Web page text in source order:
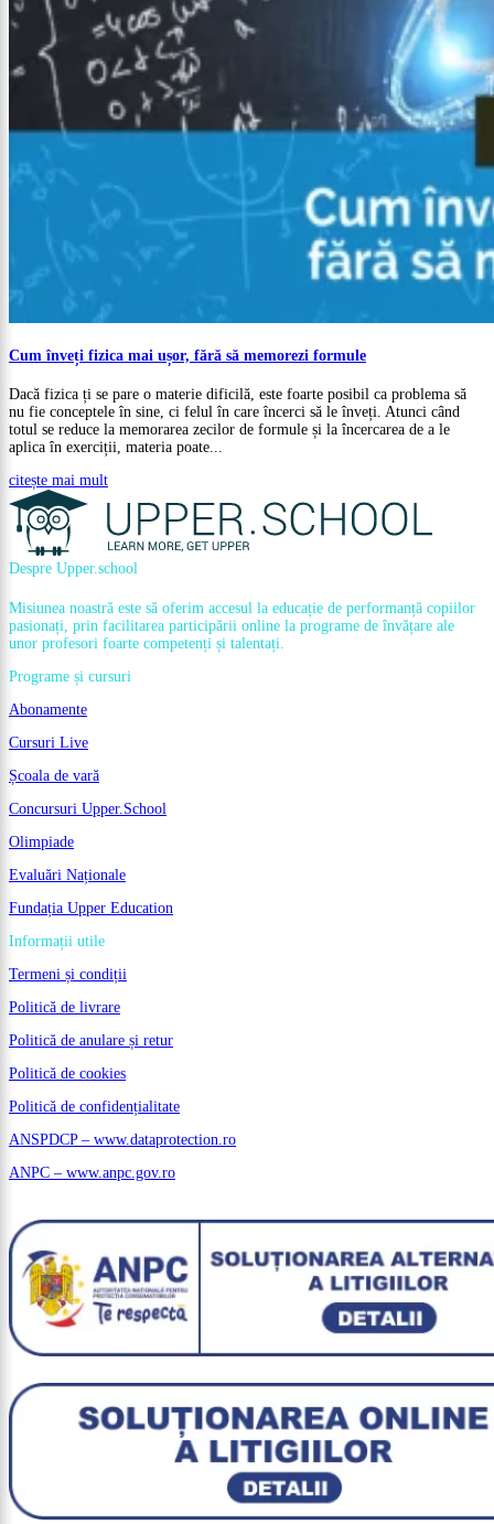
Cum înveți fizica mai ușor, fără să memorezi formule
Dacă fizica ți se pare o materie dificilă, este foarte posibil ca problema să
nu fie conceptele în sine, ci felul în care încerci să le înveți. Atunci când
totul se reduce la memorarea zecilor de formule și la încercarea de a le
aplica în exerciții, materia poate...
citește mai mult
Despre Upper.school
Misiunea noastră este să oferim accesul la educație de performanță copiilor
pasionați, prin facilitarea participării online la programe de învățare ale
unor profesori foarte competenți și talentați.
Programe și cursuri
Abonamente
Cursuri Live
Școala de vară
Concursuri Upper.School
Olimpiade
Evaluări Naționale
Fundația Upper Education
Informații utile
Termeni și condiții
Politică de livrare
Politică de anulare și retur
Politică de cookies
Politică de confidențialitate
ANSPDCP – www.dataprotection.ro
ANPC – www.anpc.gov.ro